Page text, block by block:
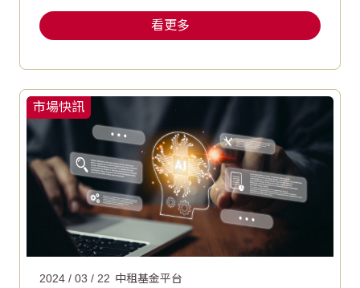
看更多
市場快訊
2024 / 03 / 22 中租基金平台